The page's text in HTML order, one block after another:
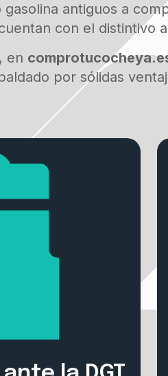
antiguos a
con el distintivo
en
por sólidas